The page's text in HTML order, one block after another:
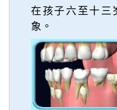
在孩子六至十三
象。